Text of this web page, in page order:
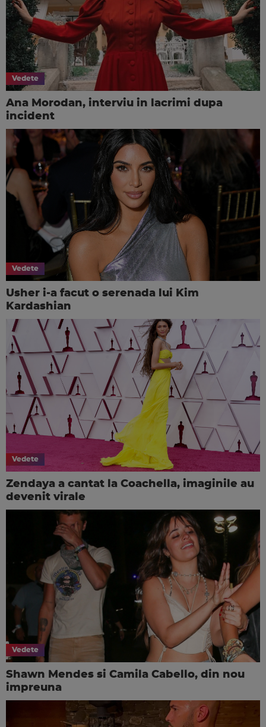
Vedete
Ana Morodan, interviu in lacrimi dupa
incident
Vedete
Usher i-a facut o serenada lui Kim
Kardashian
Vedete
Zendaya a cantat la Coachella, imaginile au
devenit virale
Vedete
Shawn Mendes si Camila Cabello, din nou
impreuna